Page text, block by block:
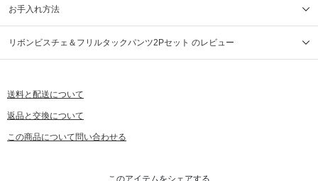
お手入れ方法
リボンビスチェ＆フリルタックパンツ2Pセット のレビュー
送料と配送について
返品と交換について
この商品について問い合わせる
このアイテムをシェアする